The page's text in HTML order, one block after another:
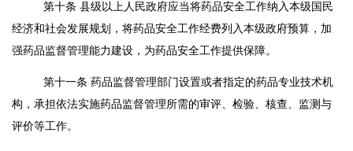
第十条 县级以上人民政府应当将药品安全工作纳入本级国民
经济和社会发展规划，将药品安全工作经费列入本级政府预算，加
强药品监督管理能力建设，为药品安全工作提供保障。
第十一条 药品监督管理部门设置或者指定的药品专业技术机
构，承担依法实施药品监督管理所需的审评、检验、核查、监测与
评价等工作。